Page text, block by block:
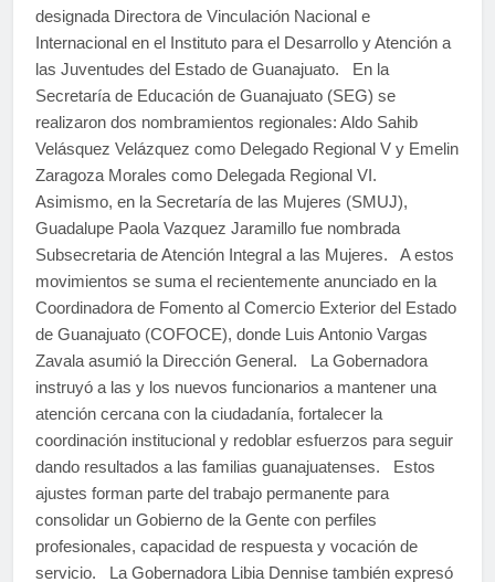
designada Directora de Vinculación Nacional e
Internacional en el Instituto para el Desarrollo y Atención a
las Juventudes del Estado de Guanajuato. En la
Secretaría de Educación de Guanajuato (SEG) se
realizaron dos nombramientos regionales: Aldo Sahib
Velásquez Velázquez como Delegado Regional V y Emelin
Zaragoza Morales como Delegada Regional VI.
Asimismo, en la Secretaría de las Mujeres (SMUJ),
Guadalupe Paola Vazquez Jaramillo fue nombrada
Subsecretaria de Atención Integral a las Mujeres. A estos
movimientos se suma el recientemente anunciado en la
Coordinadora de Fomento al Comercio Exterior del Estado
de Guanajuato (COFOCE), donde Luis Antonio Vargas
Zavala asumió la Dirección General. La Gobernadora
instruyó a las y los nuevos funcionarios a mantener una
atención cercana con la ciudadanía, fortalecer la
coordinación institucional y redoblar esfuerzos para seguir
dando resultados a las familias guanajuatenses. Estos
ajustes forman parte del trabajo permanente para
consolidar un Gobierno de la Gente con perfiles
profesionales, capacidad de respuesta y vocación de
servicio. La Gobernadora Libia Dennise también expresó